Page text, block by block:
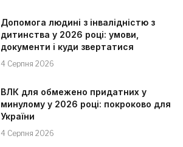
Допомога людині з інвалідністю з
дитинства у 2026 році: умови,
документи і куди звертатися
4 Серпня 2026
ВЛК для обмежено придатних у
минулому у 2026 році: покроково для
України
4 Серпня 2026